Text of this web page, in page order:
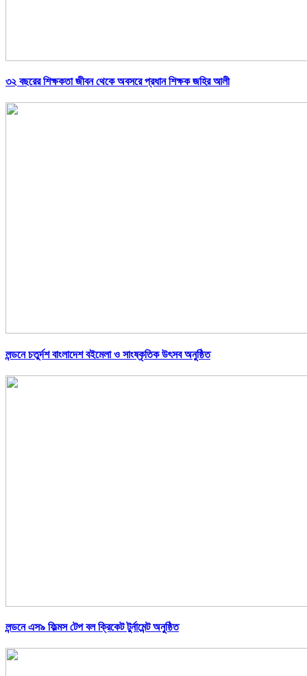
৩২ বছরের শিক্ষকতা জীবন থেকে অবসরে প্রধান শিক্ষক জহির আলী
লন্ডনে চতুর্দশ বাংলাদেশ বইমেলা ও সাংষ্কৃতিক উৎসব অনুষ্ঠিত
লন্ডনে এস৯ ফিল্মস টেপ বল ক্রিকেট টুর্নামেন্ট অনুষ্ঠিত